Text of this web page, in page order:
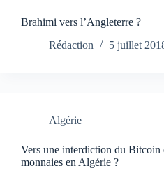
Brahimi vers l’Angleterre ?
Rédaction
5 juillet
Algérie
Vers une interdiction du Bitcoin
monnaies en Algérie ?